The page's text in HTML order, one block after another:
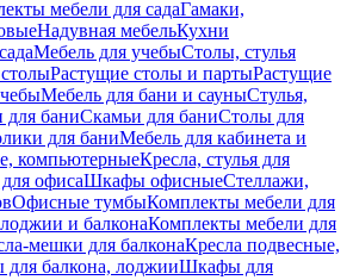
мебели для садаГамаки,
Надувная мебельКухни
Мебель для учебыСтолы, стулья
Растущие столы и партыРастущие
Мебель для бани и сауныСтулья,
для баниСкамьи для баниСтолы для
для баниМебель для кабинета и
компьютерныеКресла, стулья для
офисаШкафы офисныеСтеллажи,
Офисные тумбыКомплекты мебели для
и балконаКомплекты мебели для
мешки для балконаКресла подвесные,
для балкона, лоджииШкафы для